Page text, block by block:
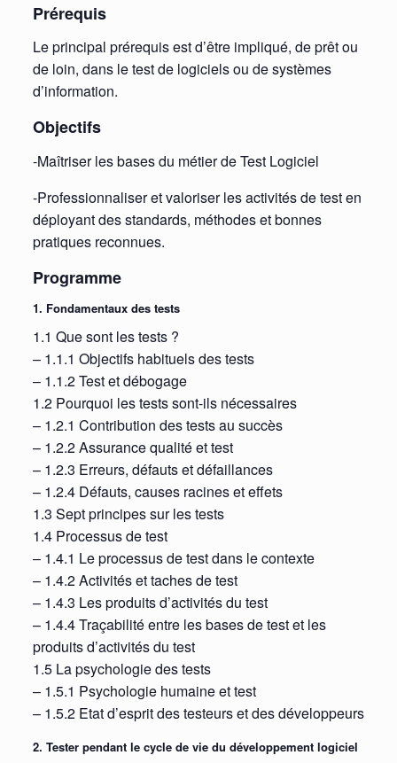
Prérequis
Le principal prérequis est d’être impliqué, de prêt ou
de loin, dans le test de logiciels ou de systèmes
d’information.
Objectifs
-Maîtriser les bases du métier de Test Logiciel
-Professionnaliser et valoriser les activités de test en
déployant des standards, méthodes et bonnes
pratiques reconnues.
Programme
1. Fondamentaux des tests
1.1 Que sont les tests ?
– 1.1.1 Objectifs habituels des tests
– 1.1.2 Test et débogage
1.2 Pourquoi les tests sont-ils nécessaires
– 1.2.1 Contribution des tests au succès
– 1.2.2 Assurance qualité et test
– 1.2.3 Erreurs, défauts et défaillances
– 1.2.4 Défauts, causes racines et effets
1.3 Sept principes sur les tests
1.4 Processus de test
– 1.4.1 Le processus de test dans le contexte
– 1.4.2 Activités et taches de test
– 1.4.3 Les produits d’activités du test
– 1.4.4 Traçabilité entre les bases de test et les
produits d’activités du test
1.5 La psychologie des tests
– 1.5.1 Psychologie humaine et test
– 1.5.2 Etat d’esprit des testeurs et des développeurs
2. Tester pendant le cycle de vie du développement logiciel